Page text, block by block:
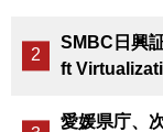
SMBC日興
ft
愛媛県庁、